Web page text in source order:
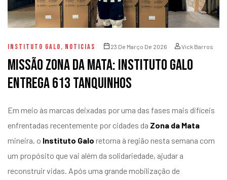
INSTITUTO GALO, NOTICIAS 23 De Março De 2026 Vick Barros
Missão Zona da Mata: Instituto Galo
entrega 613 tanquinhos
Em meio às marcas deixadas por uma das fases mais difíceis
enfrentadas recentemente por cidades da Zona da Mata
mineira, o Instituto Galo retorna à região nesta semana com
um propósito que vai além da solidariedade, ajudar a
reconstruir vidas. Após uma grande mobilização de